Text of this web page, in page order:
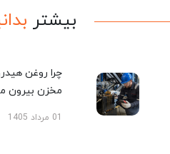
بیشتر
چرا روغن
مخزن بیرون
01 مرداد 1405